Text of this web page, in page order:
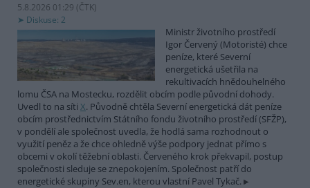
5.8.2026 01:29 (ČTK)
Diskuse: 2
Ministr životního prostředí
Igor Červený (Motoristé) chce
peníze, které Severní
energetická ušetřila na
rekultivacích hnědouhelného
lomu ČSA na Mostecku, rozdělit obcím podle původní dohody.
Uvedl to na síti X. Původně chtěla Severní energetická dát peníze
obcím prostřednictvím Státního fondu životního prostředí (SFŽP),
v pondělí ale společnost uvedla, že hodlá sama rozhodnout o
využití peněz a že chce ohledně výše podpory jednat přímo s
obcemi v okolí těžební oblasti. Červeného krok překvapil, postup
společnosti sleduje se znepokojením. Společnost patří do
energetické skupiny Sev.en, kterou vlastní Pavel Tykač.